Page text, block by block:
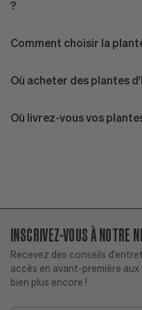
?
Comment choisir la
Où acheter des plantes
Où livrez-vous vos
INSCRIVEZ-VOUS À NOTRE
Recevez des conseils
accès en avant-première
bien plus encore !